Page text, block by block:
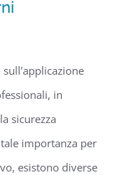
professionali
in
sicurezza
importanza per
esistono diverse